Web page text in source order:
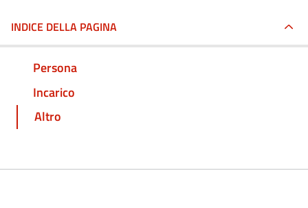
INDICE DELLA PAGINA
Persona
Incarico
Altro